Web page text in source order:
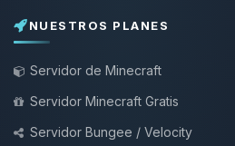
NUESTROS PLANES
Servidor de Minecraft
Servidor Minecraft Gratis
Servidor Bungee / Velocity